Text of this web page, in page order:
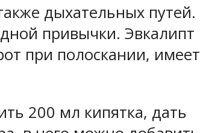
дыхательных путей.
привычки. Эвкалипт
при полоскании, имеет
200 мл кипятка, дать